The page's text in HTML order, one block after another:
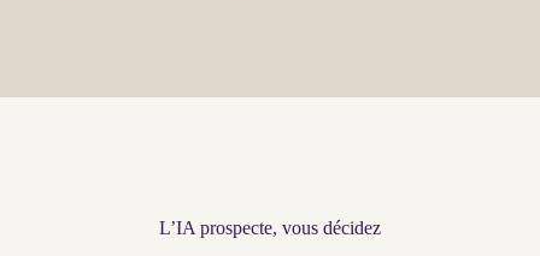
L’IA prospecte, vous décidez